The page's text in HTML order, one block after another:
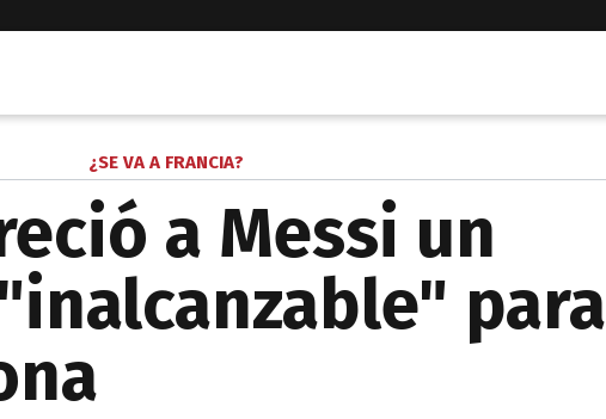
¿SE VA A FRANCIA?
a Messi un
para